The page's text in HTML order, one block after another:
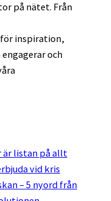
på nätet. Från
inspiration,
och
är listan på allt
vid kris
– 5 nyord från